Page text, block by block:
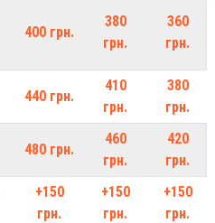
400 грн.
380
грн.
360
грн.
440 грн.
410
грн.
380
грн.
480 грн.
460
грн.
420
грн.
+150
грн.
+150
грн.
+150
грн.